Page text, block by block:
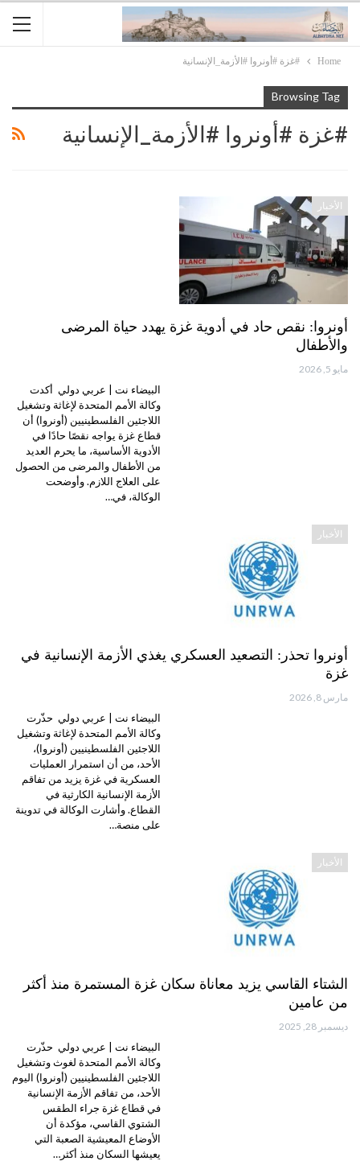
Home #غزة #أونروا #الأزمة_الإنسانية
Browsing Tag
#غزة #أونروا #الأزمة_الإنسانية
الأخبار
أونروا: نقص حاد في أدوية غزة يهدد حياة المرضى
والأطفال
مايو 5, 2026
البيضاء نت | عربي دولي أكدت
وكالة الأمم المتحدة لإغاثة وتشغيل
اللاجئين الفلسطينيين (أونروا) أن
قطاع غزة يواجه نقصًا حادًا في
الأدوية الأساسية، ما يحرم العديد
من الأطفال والمرضى من الحصول
على العلاج اللازم. وأوضحت
الوكالة، في…
الأخبار
أونروا تحذر: التصعيد العسكري يغذي الأزمة الإنسانية في
غزة
مارس 8, 2026
البيضاء نت | عربي دولي حذّرت
وكالة الأمم المتحدة لإغاثة وتشغيل
اللاجئين الفلسطينيين (أونروا)،
الأحد، من أن استمرار العمليات
العسكرية في غزة يزيد من تفاقم
الأزمة الإنسانية الكارثية في
القطاع. وأشارت الوكالة في تدوينة
على منصة…
الأخبار
الشتاء القاسي يزيد معاناة سكان غزة المستمرة منذ أكثر
من عامين
ديسمبر 28, 2025
البيضاء نت | عربي دولي حذّرت
وكالة الأمم المتحدة لغوث وتشغيل
اللاجئين الفلسطينيين (أونروا) اليوم
الأحد، من تفاقم الأزمة الإنسانية
في قطاع غزة جراء الطقس
الشتوي القاسي، مؤكدة أن
الأوضاع المعيشية الصعبة التي
يعيشها السكان منذ أكثر…